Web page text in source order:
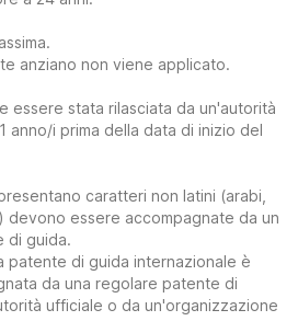
anziano non viene applicato.
essere stata rilasciata da un'autorità
anno/i prima della data di inizio del
caratteri non latini (arabi,
devono essere accompagnate da un
di guida.
patente di guida internazionale è
da una regolare patente di
ufficiale o da un'organizzazione